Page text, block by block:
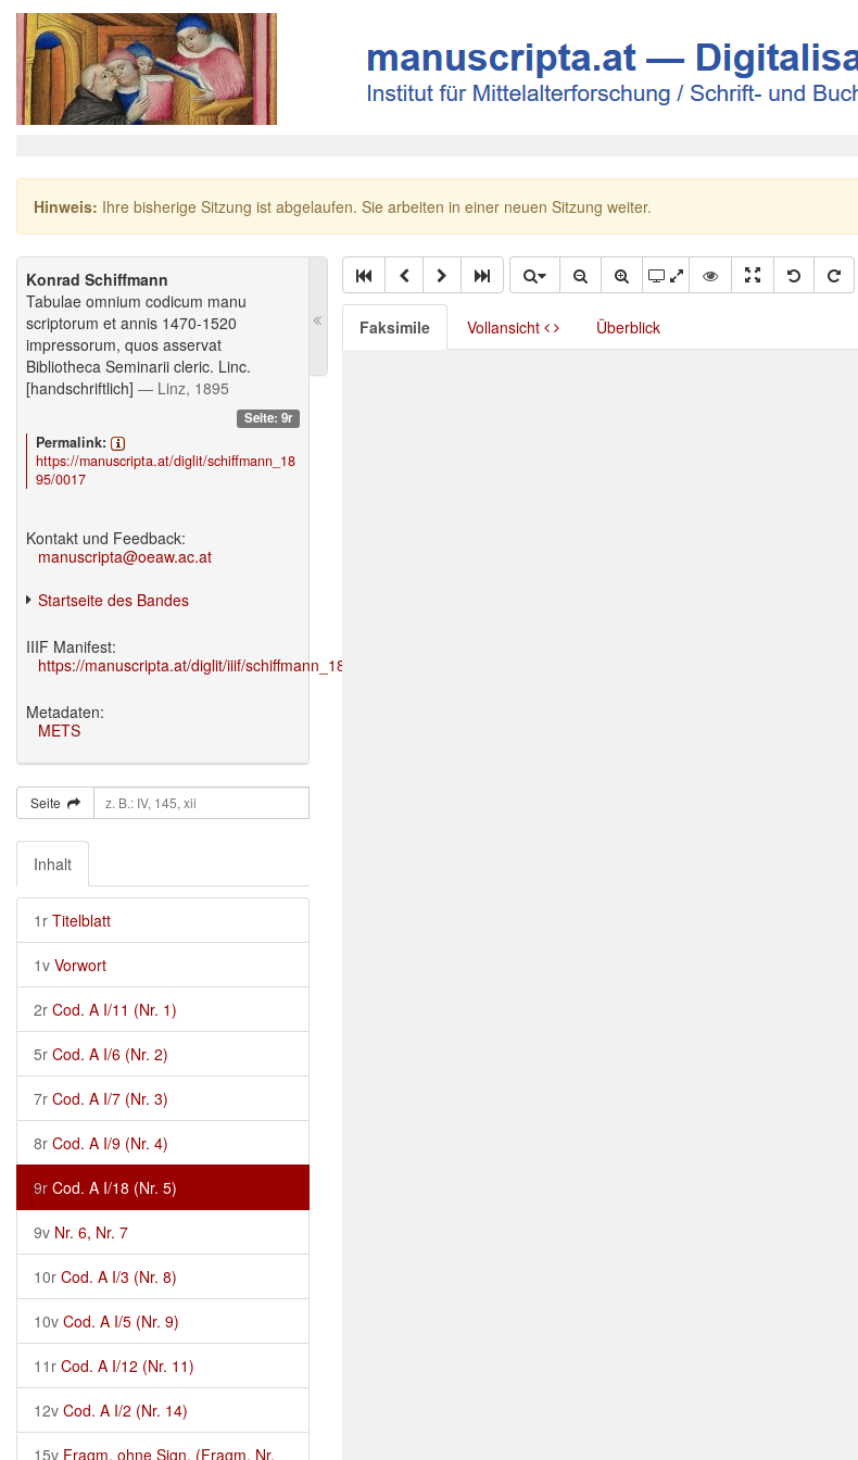
Hinweis: Ihre bisherige Sitzung ist abgelaufen. Sie arbeiten in einer neuen Sitzung weiter.
Konrad Schiffmann
Tabulae omnium codicum manu
scriptorum et annis 1470-1520
impressorum, quos asservat
Bibliotheca Seminarii cleric. Linc.
[handschriftlich] — Linz, 1895
Seite: 9r
Permalink:
https://manuscripta.at/diglit/schiffmann_18
95/0017
Kontakt und Feedback:
manuscripta@oeaw.ac.at
Startseite des Bandes
IIIF Manifest:
https://manuscripta.at/diglit/iiif/schiffmann_1895/manifest.json
Metadaten:
METS
Seite
Inhalt
1r Titelblatt
1v Vorwort
2r Cod. A I/11 (Nr. 1)
5r Cod. A I/6 (Nr. 2)
7r Cod. A I/7 (Nr. 3)
8r Cod. A I/9 (Nr. 4)
9r Cod. A I/18 (Nr. 5)
9v Nr. 6, Nr. 7
10r Cod. A I/3 (Nr. 8)
10v Cod. A I/5 (Nr. 9)
11r Cod. A I/12 (Nr. 11)
12v Cod. A I/2 (Nr. 14)
15v Fragm. ohne Sign. (Fragm. Nr.
Faksimile Vollansicht Überblick